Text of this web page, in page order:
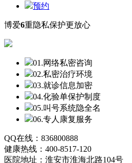
预约
博爱6重隐私保护更放心
01.网络私密咨询
02.私密治疗环境
03.就诊信息加密
04.化验单保护制度
05.叫号系统隐全名
06.专人康复服务
QQ在线：836800888
健康热线：400-8517-120
医院地址：淮安市淮海北路104号